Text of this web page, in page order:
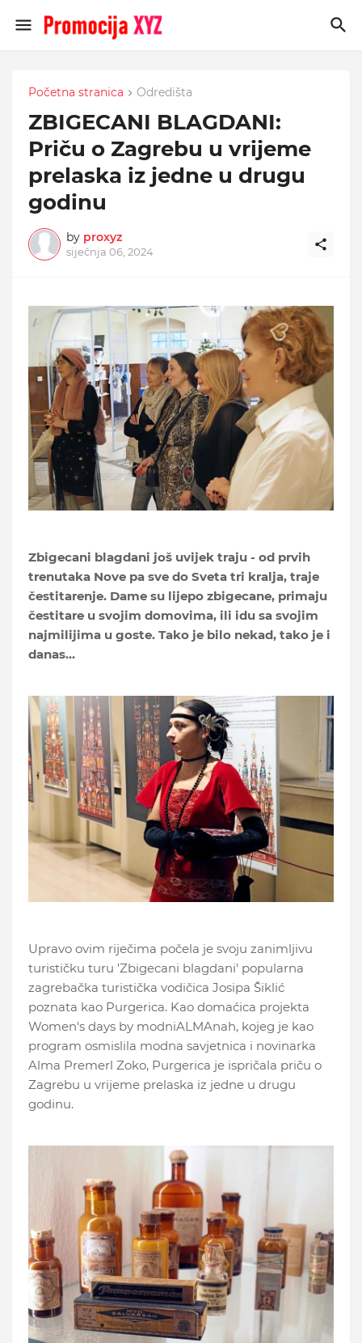
Početna stranica Odredišta
ZBIGECANI BLAGDANI:
Priču o Zagrebu u vrijeme
prelaska iz jedne u drugu
godinu
by proxyz
siječnja 06, 2024
Zbigecani blagdani još uvijek traju - od prvih
trenutaka Nove pa sve do Sveta tri kralja, traje
čestitarenje. Dame su lijepo zbigecane, primaju
čestitare u svojim domovima, ili idu sa svojim
najmilijima u goste. Tako je bilo nekad, tako je i
danas…
Upravo ovim riječima počela je svoju zanimljivu
turističku turu 'Zbigecani blagdani' popularna
zagrebačka turistička vodičica Josipa Šiklić
poznata kao Purgerica. Kao domaćica projekta
Women's days by modniALMAnah, kojeg je kao
program osmislila modna savjetnica i novinarka
Alma Premerl Zoko, Purgerica je ispričala priču o
Zagrebu u vrijeme prelaska iz jedne u drugu
godinu.